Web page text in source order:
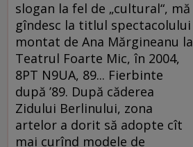
slogan la fel de „cultural“, mă
gîndesc la titlul spectacolului
montat de Ana Mărgineanu la
Teatrul Foarte Mic, în 2004,
8PT N9UA, 89... Fierbinte
după ’89. După căderea
Zidului Berlinului, zona
artelor a dorit să adopte cît
mai curînd modele de